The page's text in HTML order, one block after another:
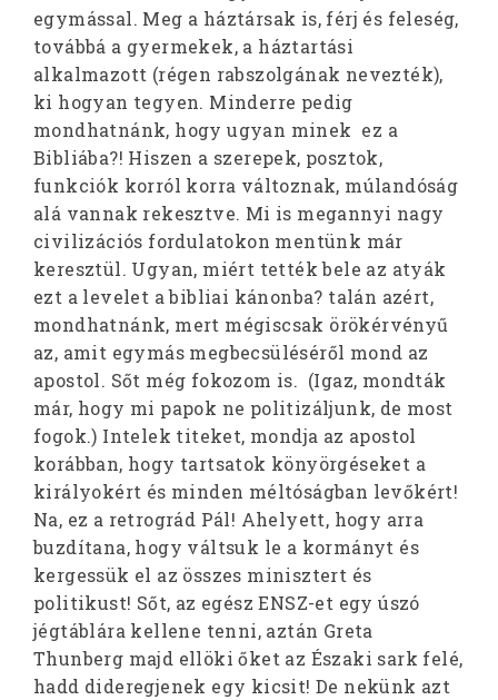
egymással. Meg a háztársak is, férj és feleség,
továbbá a gyermekek, a háztartási
alkalmazott (régen rabszolgának nevezték),
ki hogyan tegyen. Minderre pedig
mondhatnánk, hogy ugyan minek ez a
Bibliába?! Hiszen a szerepek, posztok,
funkciók korról korra változnak, múlandóság
alá vannak rekesztve. Mi is megannyi nagy
civilizációs fordulatokon mentünk már
keresztül. Ugyan, miért tették bele az atyák
ezt a levelet a bibliai kánonba? talán azért,
mondhatnánk, mert mégiscsak örökérvényű
az, amit egymás megbecsüléséről mond az
apostol. Sőt még fokozom is. (Igaz, mondták
már, hogy mi papok ne politizáljunk, de most
fogok.) Intelek titeket, mondja az apostol
korábban, hogy tartsatok könyörgéseket a
királyokért és minden méltóságban levőkért!
Na, ez a retrográd Pál! Ahelyett, hogy arra
buzdítana, hogy váltsuk le a kormányt és
kergessük el az összes minisztert és
politikust! Sőt, az egész ENSZ-et egy úszó
jégtáblára kellene tenni, aztán Greta
Thunberg majd ellöki őket az Északi sark felé,
hadd dideregjenek egy kicsit! De nekünk azt